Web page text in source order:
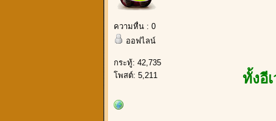
ความหื่น : 0
ออฟไลน์
กระทู้: 42,735
โพสต์: 5,211
ทั้งอี